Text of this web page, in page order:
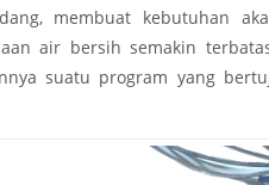
membuat kebutuhan
air bersih semakin
suatu program yang